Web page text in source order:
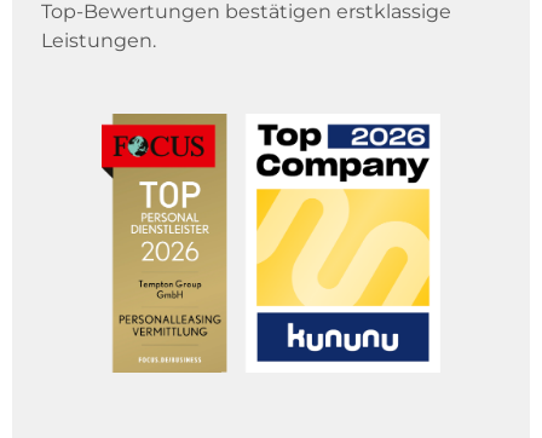
Top-Bewertungen bestätigen erstklassige
Leistungen.